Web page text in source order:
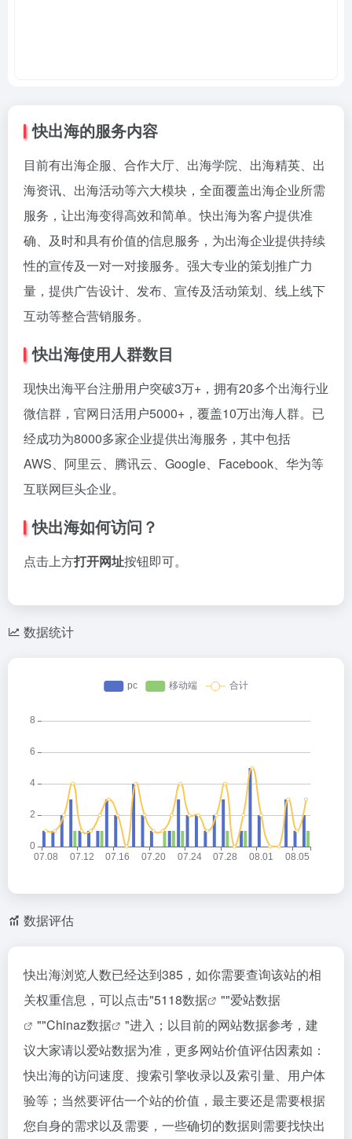
快出海的服务内容
目前有出海企服、合作大厅、出海学院、出海精英、出
海资讯、出海活动等六大模块，全面覆盖出海企业所需
服务，让出海变得高效和简单。快出海为客户提供准
确、及时和具有价值的信息服务，为出海企业提供持续
性的宣传及一对一对接服务。强大专业的策划推广力
量，提供广告设计、发布、宣传及活动策划、线上线下
互动等整合营销服务。
快出海使用人群数目
现快出海平台注册用户突破3万+，拥有20多个出海行业
微信群，官网日活用户5000+，覆盖10万出海人群。已
经成功为8000多家企业提供出海服务，其中包括
AWS、阿里云、腾讯云、Google、Facebook、华为等
互联网巨头企业。
快出海如何访问？
点击上方打开网址按钮即可。
数据统计
数据评估
快出海浏览人数已经达到385，如你需要查询该站的相
关权重信息，可以点击"5118数据 ""爱站数据
""Chinaz数据
"进入；以目前的网站数据参考，建
议大家请以爱站数据为准，更多网站价值评估因素如：
快出海的访问速度、搜索引擎收录以及索引量、用户体
验等；当然要评估一个站的价值，最主要还是需要根据
您自身的需求以及需要，一些确切的数据则需要找快出